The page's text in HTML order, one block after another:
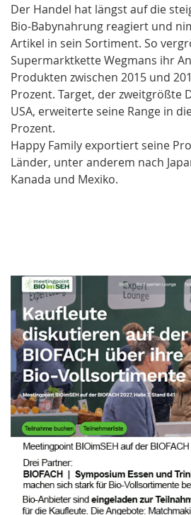
Der Handel hat längst auf die
Bio-Babynahrung reagiert und
Artikel in sein Sortiment. So
Supermarktkette Wegmans ihr
Produkten zwischen 2015 und
Prozent. Target, der zweitgrößte
USA, erweiterte seine Range in
Prozent.
Happy Family exportiert seine
Länder, unter anderem nach
Kanada und Mexiko.